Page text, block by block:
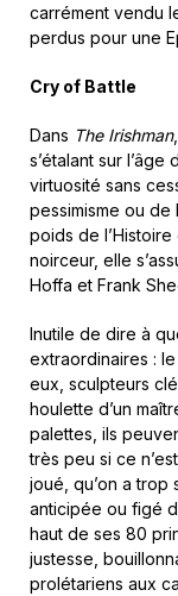
carrément vendu
perdus pour une
Cry of Battle
Dans The Irishman
s’étalant sur
virtuosité sans
pessimisme ou
poids de
noirceur, elle
Hoffa et Frank
Inutile de dire à
extraordinaires :
eux, sculpteurs
houlette d’un
palettes, ils
très peu si ce
joué, qu’on a trop
anticipée ou figé
haut de ses 80
justesse,
prolétariens aux